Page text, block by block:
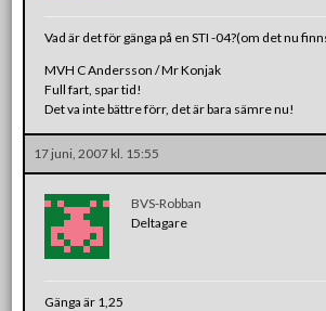
Vad är det för gänga på en STI -04?(om det nu
MVH C Andersson / Mr Konjak
Full fart, spar tid!
Det va inte bättre förr, det är bara sämre nu!
17 juni, 2007 kl. 15:55
BVS-Robban
Deltagare
Gänga är 1,25